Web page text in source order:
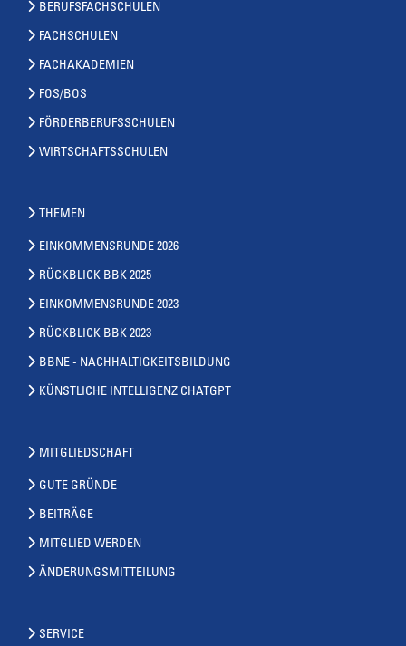
BERUFSFACHSCHULEN
FACHSCHULEN
FACHAKADEMIEN
FOS/BOS
FÖRDERBERUFSSCHULEN
WIRTSCHAFTSSCHULEN
THEMEN
EINKOMMENSRUNDE 2026
RÜCKBLICK BBK 2025
EINKOMMENSRUNDE 2023
RÜCKBLICK BBK 2023
BBNE - NACHHALTIGKEITSBILDUNG
KÜNSTLICHE INTELLIGENZ CHATGPT
MITGLIEDSCHAFT
GUTE GRÜNDE
BEITRÄGE
MITGLIED WERDEN
ÄNDERUNGSMITTEILUNG
SERVICE